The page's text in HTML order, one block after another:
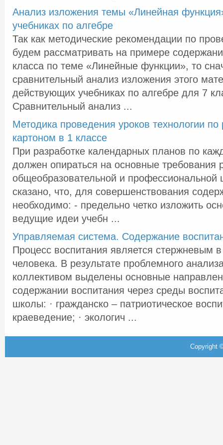
Анализ изложения темы «Линейная
учебниках по алгебре
Так как методические рекомендации по
будем рассматривать на примере
класса по теме «Линейные функции», то
сравнительный анализ изложения этого
действующих учебниках по алгебре для 7
Сравнительный анализ ...
Методика проведения уроков технологии по
картоном в 1 классе
При разработке календарных планов по
должен опираться на основные
общеобразовательной и профессиональной
сказано, что, для совершенствования
необходимо: - предельно четко изложить
ведущие идеи учебн ...
Управляемая система. Содержание
Процесс воспитания является стержневым
человека. В результате проблемного
коллективом выделены основные
содержании воспитания через среды
школы: · гражданско – патриотическое
краеведение; · экологич ...
Copyright